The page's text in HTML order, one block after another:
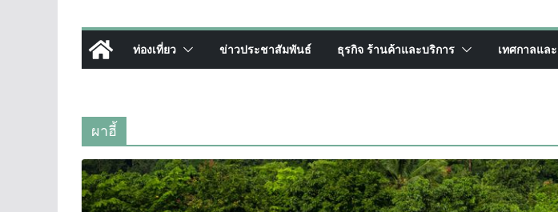
จ.เชียงราย ที่ไม่ควรพลาด!
12–16 ส.ค.นี้ เตรียมพบกับมหกรรมสุด
ยิ่งใหญ่แห่งปี “อุตสาหกรรมแฟร์ ล้านนา
ตะวันออก 2026”
ท่องเที่ยว ข่าวประชาสัมพันธ์ ธุรกิจ ร้านค้าและบริการ เทศกาลแล
ผาฮี้